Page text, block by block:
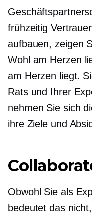
frühzeitig
aufbauen, zeigen
Wohl am Herzen
am Herzen liegt.
Rats und Ihrer
nehmen Sie sich
ihre Ziele und
Obwohl Sie als
bedeutet das